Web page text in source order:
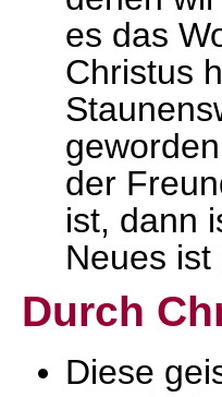
es das
Christus
der
ist, dann
Neues ist
Durch
Diese